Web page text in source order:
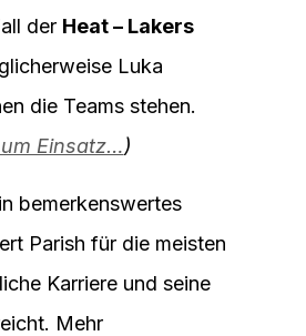
der Heat – Lakers
Luka
die Teams stehen.
Einsatz…)
bemerkenswertes
Parish für die meisten
Karriere und seine
Mehr